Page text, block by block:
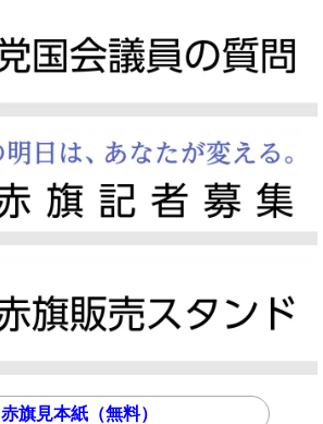
赤旗見本紙（無料）